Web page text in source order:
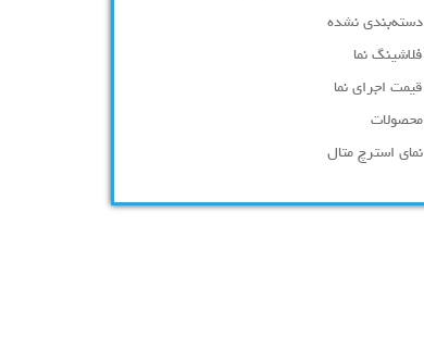
دسته‌بندی نشده
فلاشینگ نما
قیمت اجرای نما
محصولات
نمای استرچ متال